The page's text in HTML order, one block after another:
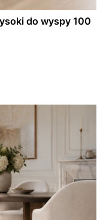
do wyspy 100